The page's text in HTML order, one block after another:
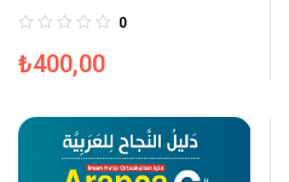
0
₺400,00